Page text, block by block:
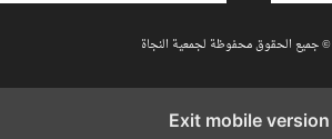
Exit mobile version